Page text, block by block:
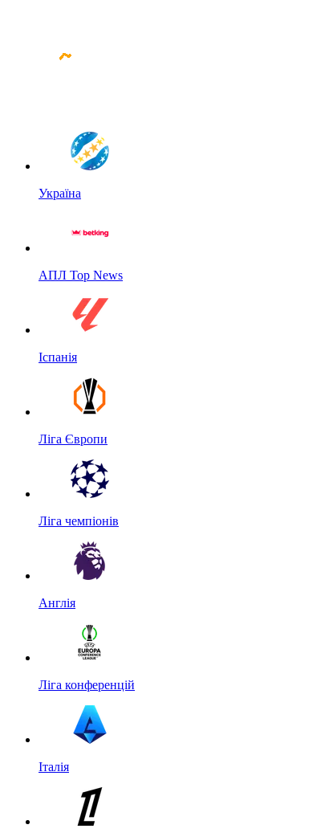
Україна
АПЛ Top News
Іспанія
Ліга Європи
Ліга чемпіонів
Англія
Ліга конференцій
Італія